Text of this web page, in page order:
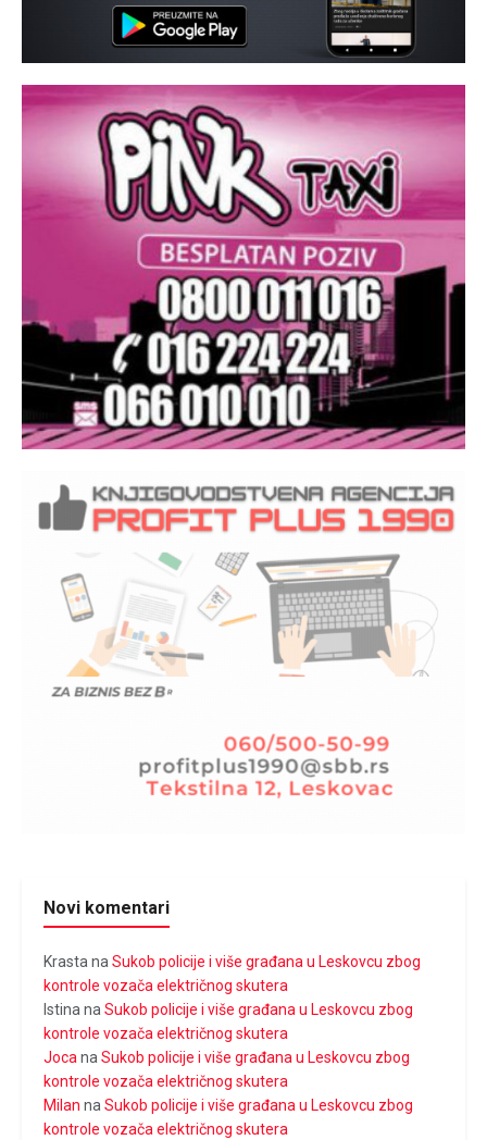
Novi komentari
KrastanaSukob policije i više građana u Leskovcu zbog
kontrole vozača električnog skutera
IstinanaSukob policije i više građana u Leskovcu zbog
kontrole vozača električnog skutera
JocanaSukob policije i više građana u Leskovcu zbog
kontrole vozača električnog skutera
Milan naSukob policije i više građana u Leskovcu zbog
kontrole vozača električnog skutera